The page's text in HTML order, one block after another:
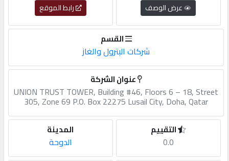
English
اعلانك
مطلوب
اشتراك
رابط الموقع عرض الوصف
القسم
شركات البترول والغاز
عنوان الشركة
UNION TRUST TOWER, Building #46, Floors 6 – 18, Street
305, Zone 69 P.O. Box 22275 Lusail City, Doha, Qatar
المدينة
الدوحة
التقييم
0.0